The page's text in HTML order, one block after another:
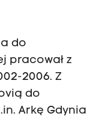
do
pracował z
2006. Z
do
Arkę Gdynia